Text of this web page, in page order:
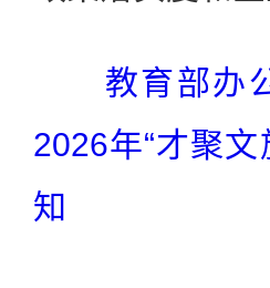
教育部办
2026年“才聚
知